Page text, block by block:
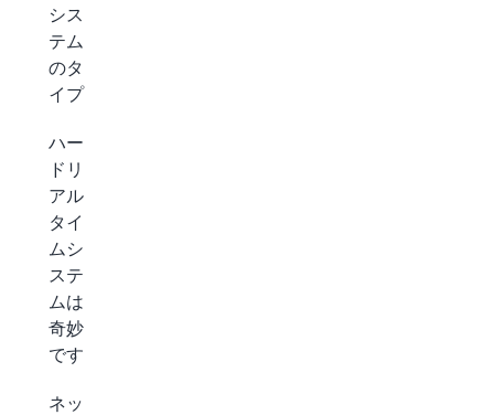
シス
テム
のタ
イプ
ハー
ドリ
アル
タイ
ムシ
ステ
ムは
奇妙
です
ネッ